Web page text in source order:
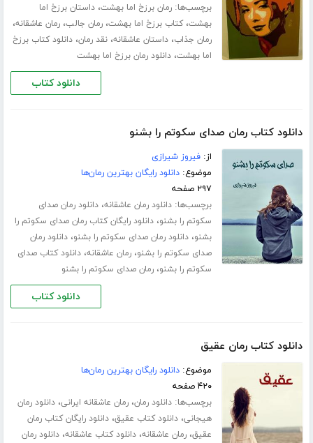
برچسب‌ها:رمان برزخ اما بهشت،داستان برزخ اما
بهشت،کتاب برزخ اما بهشت،رمان جالب،رمان عاشقانه،
رمان جذاب،داستان عاشقانه،نقد رمان،دانلود کتاب برزخ
اما بهشت،دانلود رمان برزخ اما بهشت
دانلود کتاب
دانلود کتاب رمان صدای سکوتم را بشنو
از:فیروز شیرازی
موضوع:دانلود رایگان بهترین رمان‌ها
۲۹۷ صفحه
برچسب‌ها:دانلود رمان عاشقانه،دانلود رمان صدای
سکوتم را بشنو،دانلود رایگان کتاب رمان صدای سکوتم را
بشنو،دانلود رمان صدای سکوتم را بشنو،دانلود رمان
صدای سکوتم را بشنو،رمان عاشقانه،دانلود کتاب صدای
سکوتم را بشنو،رمان صدای سکوتم را بشنو
دانلود کتاب
دانلود کتاب رمان عقیق
موضوع:دانلود رایگان بهترین رمان‌ها
۴۲۰ صفحه
برچسب‌ها:دانلود رمان،رمان عاشقانه ایرانی،دانلود رمان
هیجانی،دانلود کتاب عقیق،دانلود رایگان کتاب رمان
عقیق،رمان عاشقانه،دانلود کتاب عاشقانه،دانلود رمان